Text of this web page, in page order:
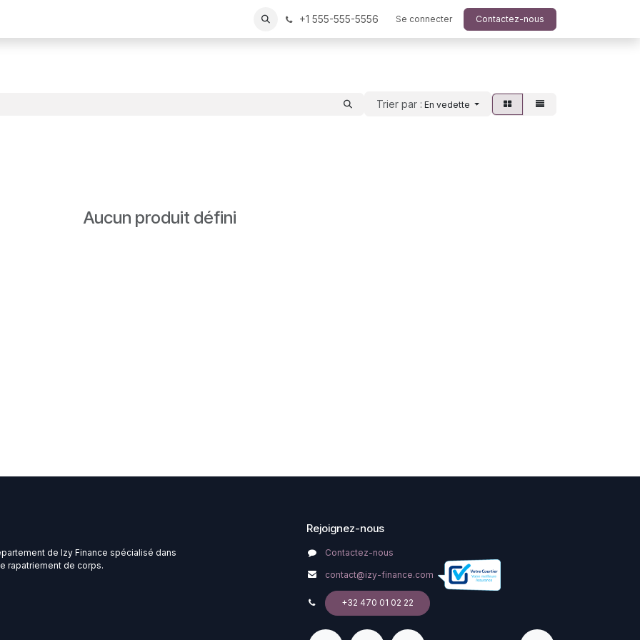
+1 555-555-5556 Se connecter Contactez-nous
Trier par : En vedette
Aucun produit défini
de Izy Finance spécialisé dans
rapatriement de corps.
Rejoignez-nous
Contactez-nous
contact@izy-finance.com
+32 470 01 02 22